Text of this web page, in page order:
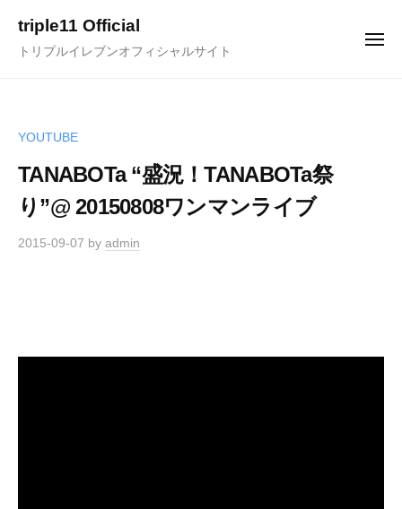
triple11 Official
トリプルイレブンオフィシャルサイト
メ
YOUTUBE
TANABOTa “盛況！TANABOTa祭
り”@ 20150808ワンマンライブ
2015-09-07 by admin